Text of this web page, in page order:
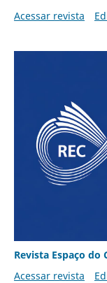
Acessar revista
Revista Espaço do
Acessar revista